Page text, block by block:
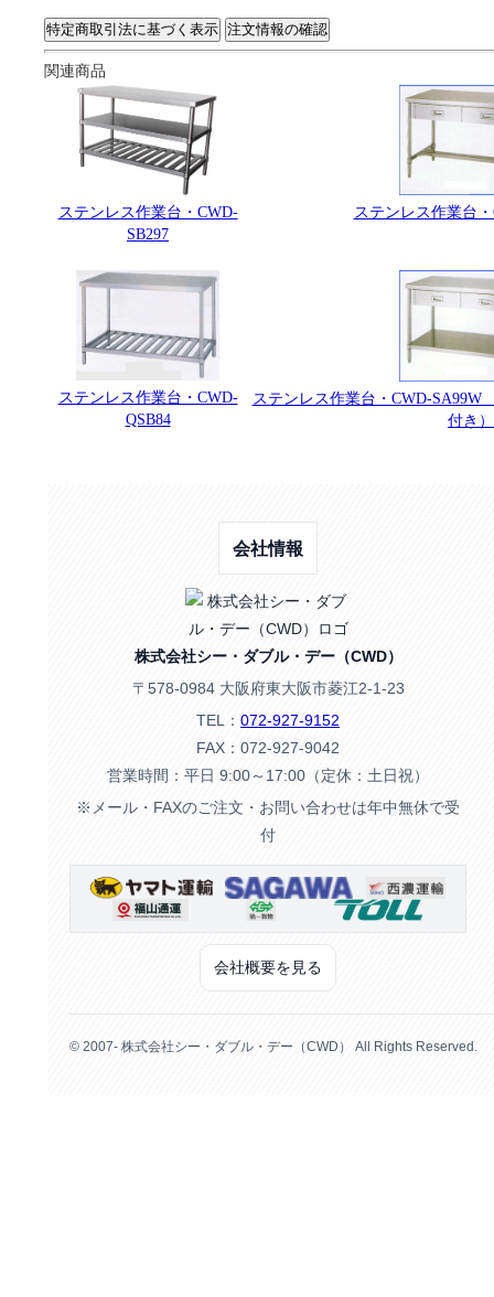
関連商品
ステンレス作業台・CWD-
SB297
ステンレス作業台
ステンレス作業台・CWD-
QSB84
ステンレス作業台・CWD-
付き）
会社情報
株式会社シー・ダブル・デー（CWD）
〒578-0984 大阪府東大阪市菱江2-1-23
TEL： 072-927-9152
FAX：072-927-9042
営業時間：平日 9:00～17:00（定休：土日祝）
※メール・FAXのご注文・お問い合わせは年中無休で受
付
会社概要を見る
© 2007- 株式会社シー・ダブル・デー（CWD） All Rights Reserved.